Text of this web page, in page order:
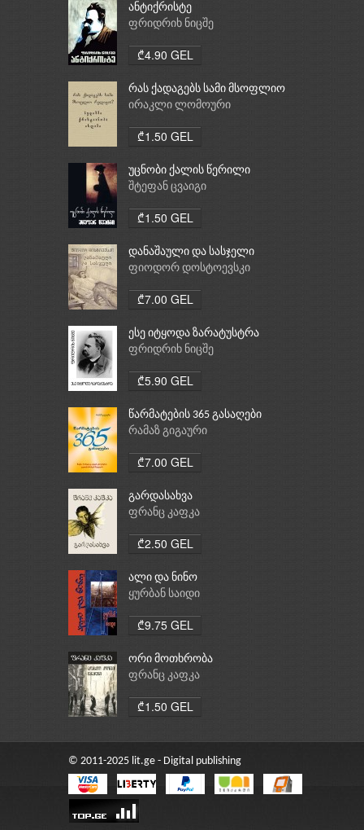
ანტიქრისტე
ფრიდრიხ ნიცშე
₾4.90 GEL
რას ქადაგებს სამი მსოფლიო
რელიგია: ბუდიზმი,
ირაკლი ლომოური
₾1.50 GEL
უცნობი ქალის წერილი
შტეფან ცვაიგი
₾1.50 GEL
დანაშაული და სასჯელი
ფიოდორ დოსტოევსკი
₾7.00 GEL
ესე იტყოდა ზარატუსტრა
ფრიდრიხ ნიცშე
₾5.90 GEL
წარმატების 365 გასაღები
რამაზ გიგაური
₾7.00 GEL
გარდასახვა
ფრანც კაფკა
₾2.50 GEL
ალი და ნინო
ყურბან საიდი
₾9.75 GEL
ორი მოთხრობა
ფრანც კაფკა
₾1.50 GEL
© 2011-2025 lit.ge - Digital publishing